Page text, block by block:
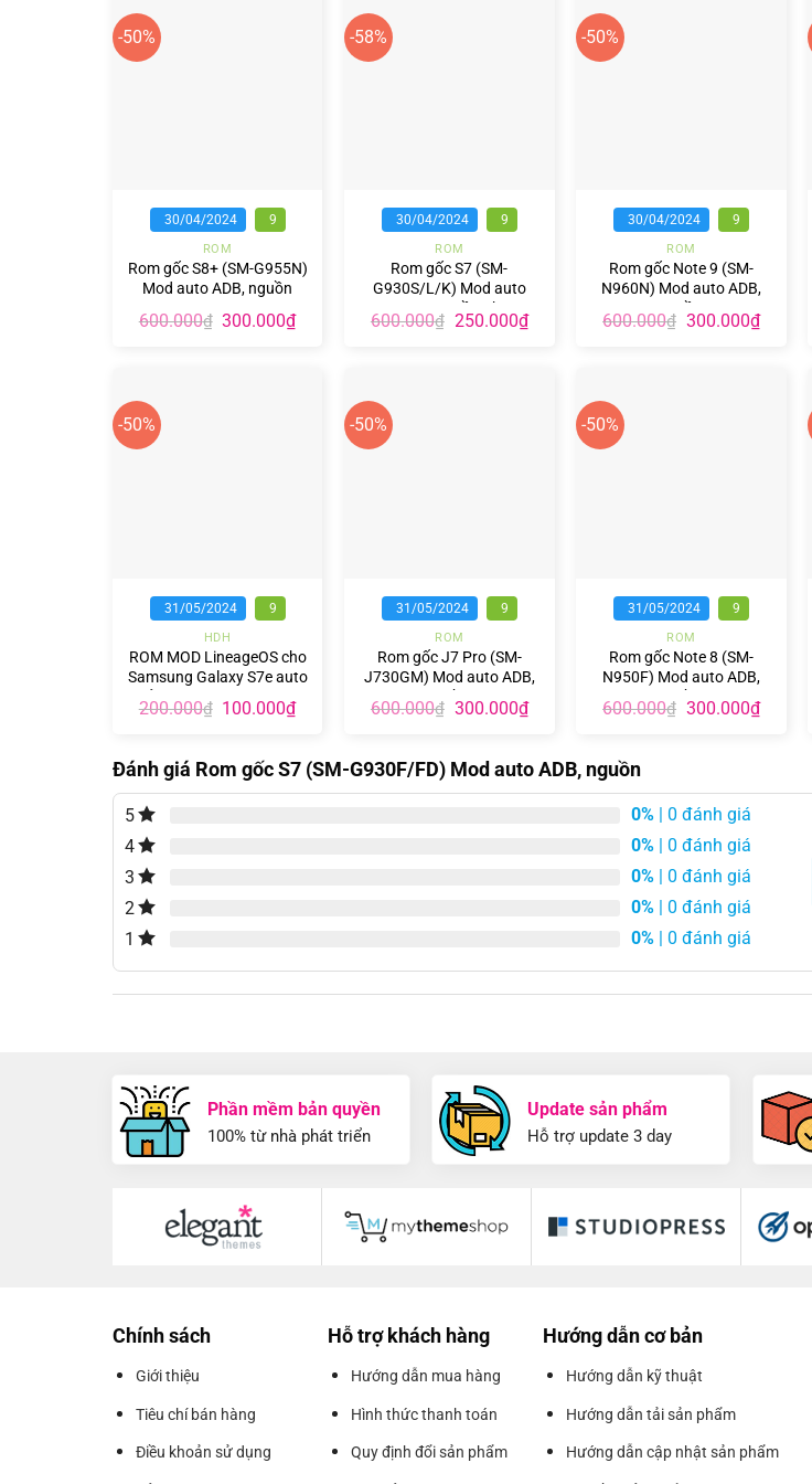
-50%
30/04/2024 9
ROM
Rom gốc S8+ (SM-G955N)
Mod auto ADB, nguồn
600.000₫ Giá
300.000₫Giá
hiện
-58%
30/04/2024 9
ROM
Rom gốc S7 (SM-
G930S/L/K) Mod auto
ADB, nguồn ok
600.000₫ Giá
250.000₫Giá
hiện
-50%
30/04/2024 9
ROM
Rom gốc Note 9 (SM-
N960N) Mod auto ADB,
nguồn
600.000₫ Giá
300.000₫Giá
hiện
-50%
31/05/2024 9
HDH
ROM MOD LineageOS cho
Samsung Galaxy S7e auto
khởi động và tự nhận adb
200.000₫ Giá
200.000₫.
100.000₫Giá
là:
100.000₫.
-50%
31/05/2024 9
ROM
Rom gốc J7 Pro (SM-
J730GM) Mod auto ADB,
nguồn
600.000₫ Giá
600.000₫.
300.000₫Giá
hiện
300.000₫.
-50%
31/05/2024 9
ROM
Rom gốc Note 8 (SM-
N950F) Mod auto ADB,
nguồn
600.000₫ Giá
300.000₫Giá
hiện
Đánh giá Rom gốc S7 (SM-G930F/FD) Mod auto ADB, nguồn
5 0%| 0 đánh giá
4
0%| 0 đánh giá
3
0%| 0 đánh giá
2
0%| 0 đánh giá
1
0%| 0 đánh giá
Phần mềm bản quyền
100% từ nhà phát triển
Update sản phẩm
Hỗ trợ update 3 day
Chính sách
Giới thiệu
Tiêu chí bán hàng
Điều khoản sử dụng
Hỗ trợ khách hàng
Hướng dẫn mua hàng
Hình thức thanh toán
Quy định đổi sản phẩm
Hướng dẫn cơ bản
Hướng dẫn kỹ thuật
Hướng dẫn tải sản phẩm
Hướng dẫn cập nhật sản phẩm